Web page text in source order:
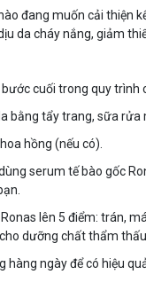
đang muốn cải thiện
da cháy nắng, giảm
cuối trong quy trình
bằng tẩy trang, sữa rửa
hồng (nếu có).
serum tế bào gốc
lên 5 điểm: trán,
dưỡng chất thẩm thấu
hàng ngày để có hiệu